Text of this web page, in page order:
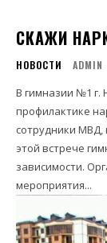
СКАЖИ
НОВОСТИ ADMIN
В гимназии №1 г.
профилактике
сотрудники МВД,
этой встрече
зависимости.
мероприятия...